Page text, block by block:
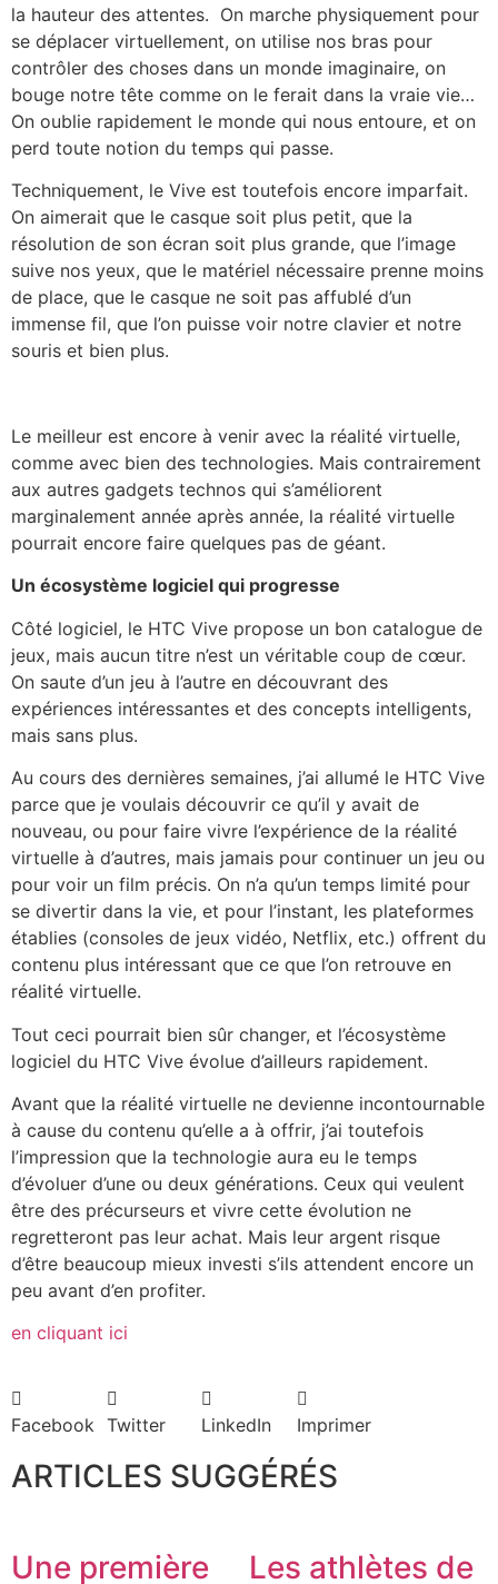
la hauteur des attentes. On marche physiquement pour
se déplacer virtuellement, on utilise nos bras pour
contrôler des choses dans un monde imaginaire, on
bouge notre tête comme on le ferait dans la vraie vie…
On oublie rapidement le monde qui nous entoure, et on
perd toute notion du temps qui passe.
Techniquement, le Vive est toutefois encore imparfait.
On aimerait que le casque soit plus petit, que la
résolution de son écran soit plus grande, que l’image
suive nos yeux, que le matériel nécessaire prenne moins
de place, que le casque ne soit pas affublé d’un
immense fil, que l’on puisse voir notre clavier et notre
souris et bien plus.
Le meilleur est encore à venir avec la réalité virtuelle,
comme avec bien des technologies. Mais contrairement
aux autres gadgets technos qui s’améliorent
marginalement année après année, la réalité virtuelle
pourrait encore faire quelques pas de géant.
Un écosystème logiciel qui progresse
Côté logiciel, le HTC Vive propose un bon catalogue de
jeux, mais aucun titre n’est un véritable coup de cœur.
On saute d’un jeu à l’autre en découvrant des
expériences intéressantes et des concepts intelligents,
mais sans plus.
Au cours des dernières semaines, j’ai allumé le HTC Vive
parce que je voulais découvrir ce qu’il y avait de
nouveau, ou pour faire vivre l’expérience de la réalité
virtuelle à d’autres, mais jamais pour continuer un jeu ou
pour voir un film précis. On n’a qu’un temps limité pour
se divertir dans la vie, et pour l’instant, les plateformes
établies (consoles de jeux vidéo, Netflix, etc.) offrent du
contenu plus intéressant que ce que l’on retrouve en
réalité virtuelle.
Tout ceci pourrait bien sûr changer, et l’écosystème
logiciel du HTC Vive évolue d’ailleurs rapidement.
Avant que la réalité virtuelle ne devienne incontournable
à cause du contenu qu’elle a à offrir, j’ai toutefois
l’impression que la technologie aura eu le temps
d’évoluer d’une ou deux générations. Ceux qui veulent
être des précurseurs et vivre cette évolution ne
regretteront pas leur achat. Mais leur argent risque
d’être beaucoup mieux investi s’ils attendent encore un
peu avant d’en profiter.
en cliquant ici
Facebook Twitter LinkedIn Imprimer
ARTICLES SUGGÉRÉS
Une première Les athlètes de